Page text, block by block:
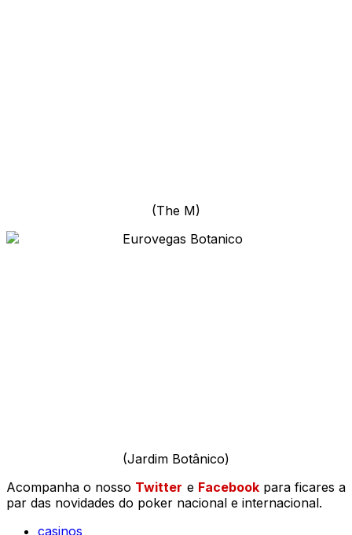
(The M)
(Jardim Botânico)
Acompanha o nosso Twitter e Facebookpara ficares a
par das novidades do poker nacional e internacional.
casinos